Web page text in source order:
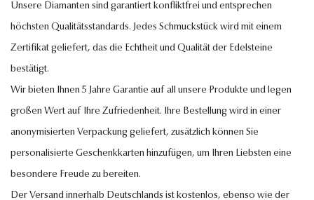
Unsere Diamanten sind garantiert konfliktfrei und entsprechen
höchsten Qualitätsstandards. Jedes Schmuckstück wird mit einem
Zertifikat geliefert, das die Echtheit und Qualität der Edelsteine
bestätigt.
Wir bieten Ihnen 5 Jahre Garantie auf all unsere Produkte und legen
großen Wert auf Ihre Zufriedenheit. Ihre Bestellung wird in einer
anonymisierten Verpackung geliefert, zusätzlich können Sie
personalisierte Geschenkkarten hinzufügen, um Ihren Liebsten eine
besondere Freude zu bereiten.
Der Versand innerhalb Deutschlands ist kostenlos, ebenso wie der